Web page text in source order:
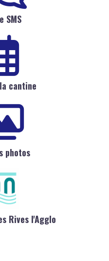
SMS
cantine
photos
Rives l'Agglo